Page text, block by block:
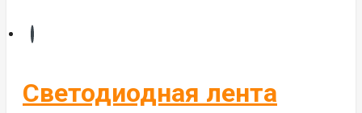
Светодиодная лента